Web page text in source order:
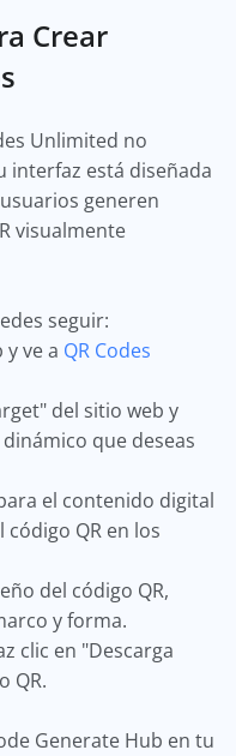
Crear
Unlimited no
interfaz está diseñada
generen
visualmente
seguir:
ve a QR Codes
del sitio web y
que deseas
el contenido digital
QR en los
del código QR,
y forma.
clic en "Descarga
QR.
Generate Hub en tu